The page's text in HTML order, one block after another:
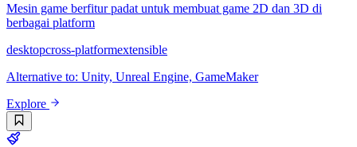
Mesin game berfitur padat untuk membuat game 2D dan 3D di
berbagai platform
desktopcross-platformextensible
Alternative to: Unity, Unreal Engine, GameMaker
Explore